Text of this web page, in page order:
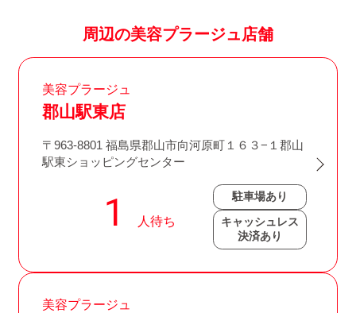
周辺の美容プラージュ店舗
美容プラージュ
郡山駅東店
〒963-8801 福島県郡山市向河原町１６３−１郡山
駅東ショッピングセンター
駐車場あり
キャッシュレス
決済あり
美容プラージュ